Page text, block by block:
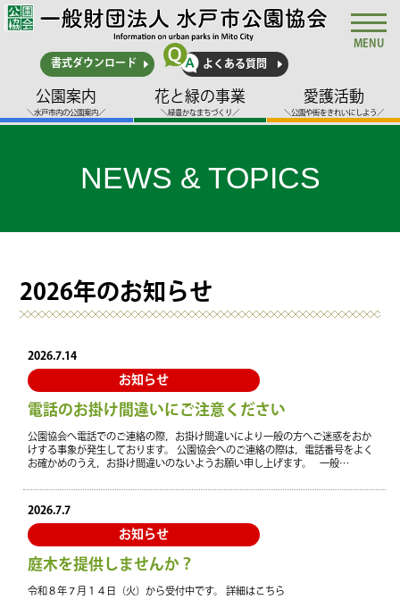
書式ダウンロード よくある質問
公園案内
＼水戸市内の公園案内／
花と緑の事業
＼緑豊かなまちづくり／
愛護活動
＼公園や街をきれいにしよう／
MENU
NEWS & TOPICS
2026年のお知らせ
2026.7.14
お知らせ
電話のお掛け間違いにご注意ください
公園協会へ電話でのご連絡の際，お掛け間違いにより一般の方へご迷惑をおか
けする事象が発生しております。 公園協会へのご連絡の際は，電話番号をよく
お確かめのうえ，お掛け間違いのないようお願い申し上げます。 一般…
2026.7.7
お知らせ
庭木を提供しませんか？
令和８年７月１４日（火）から受付中です。 詳細はこちら